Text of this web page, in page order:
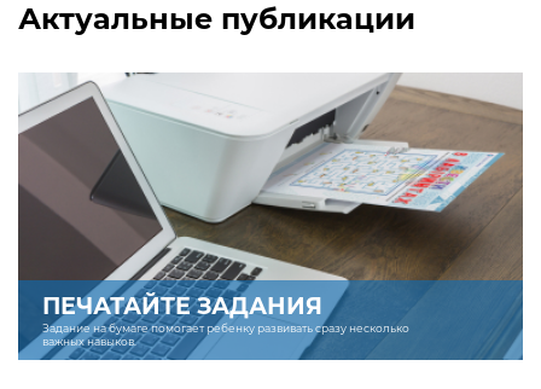
Актуальные публикации
ПЕЧАТАЙТЕ ЗАДАНИЯ
Задание на бумаге помогает ребенку развивать сразу несколько
важных навыков.